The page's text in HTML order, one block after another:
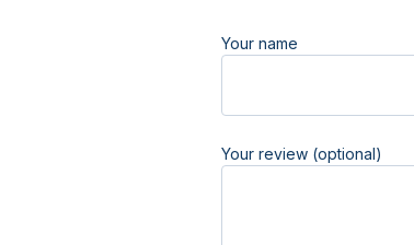
Your name
Your review (optional)